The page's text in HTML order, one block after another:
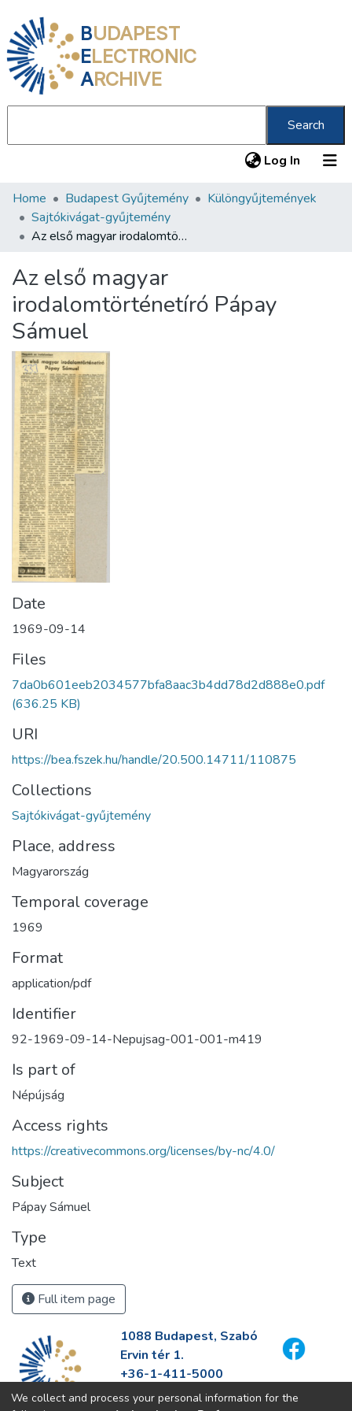
BUDAPEST
ELECTRONIC
ARCHIVE
Search
Log In (current)
Communities & Collections
All of DSpace
About us
Home Budapest Gyűjtemény
Különgyűjtemények
Sajtókivágat-gyűjtemény
Az első magyar irodalomtörténetíró Pápay Sámuel
Az első magyar
irodalomtörténetíró Pápay
Sámuel
Date
1969-09-14
Files
7da0b601eeb2034577bfa8aac3b4dd78d2d888e0.pdf
(636.25 KB)
URI
https://bea.fszek.hu/handle/20.500.14711/110875
Collections
Sajtókivágat-gyűjtemény
Place, address
Magyarország
Temporal coverage
1969
Format
application/pdf
Identifier
92-1969-09-14-Nepujsag-001-001-m419
Is part of
Népújság
Access rights
https://creativecommons.org/licenses/by-nc/4.0/
Subject
Pápay Sámuel
Type
Text
Full item page
1088 Budapest, Szabó
Ervin tér 1.
+36-1-411-5000
info@fszek.hu
We collect and process your personal information for the